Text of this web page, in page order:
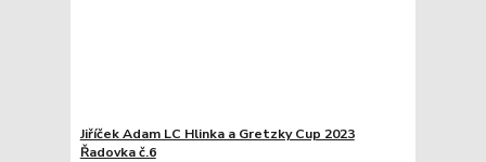
Jiříček Adam LC Hlinka a Gretzky Cup 2023
Řadovka č.6